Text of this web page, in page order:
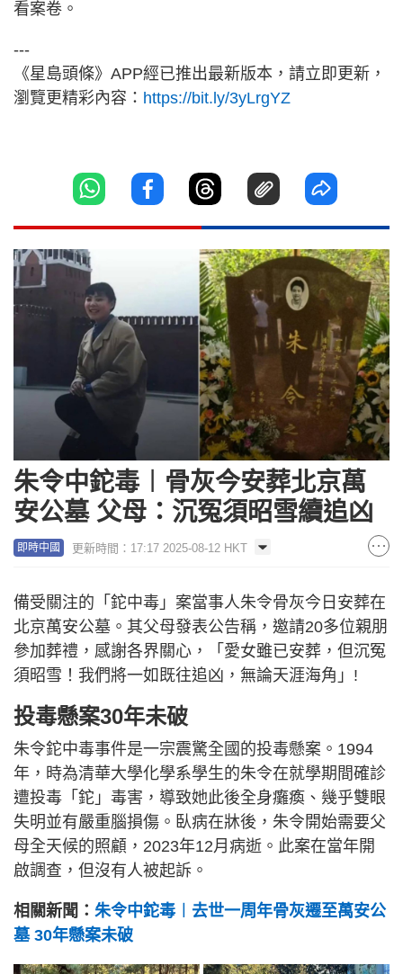
看案卷。
---
《星島頭條》APP經已推出最新版本，請立即更新，
瀏覽更精彩內容： https://bit.ly/3yLrgYZ
朱令中鉈毒︱骨灰今安葬北京萬
安公墓 父母：沉冤須昭雪續追凶
即時中國 更新時間：17:17 2025-08-12 HKT
備受關注的「鉈中毒」案當事人朱令骨灰今日安葬在
北京萬安公墓。其父母發表公告稱，邀請20多位親朋
參加葬禮，感謝各界關心，「愛女雖已安葬，但沉冤
須昭雪！我們將一如既往追凶，無論天涯海角」!
投毒懸案30年未破
朱令鉈中毒事件是一宗震驚全國的投毒懸案。1994
年，時為清華大學化學系學生的朱令在就學期間確診
遭投毒「鉈」毒害，導致她此後全身癱瘓、幾乎雙眼
失明並有嚴重腦損傷。臥病在牀後，朱令開始需要父
母全天候的照顧，2023年12月病逝。此案在當年開
啟調查，但沒有人被起訴。
相關新聞： 朱令中鉈毒︱去世一周年骨灰遷至萬安公
墓 30年懸案未破